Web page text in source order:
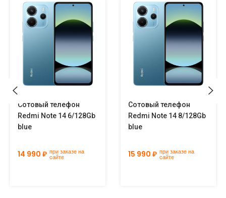
Сотовый телефон
Redmi Note 14 6/128Gb
blue
14 990 ₽ при заказе на
сайте
Сотовый телефон
Redmi Note 14 8/128Gb
blue
15 990 ₽ при заказе на
сайте